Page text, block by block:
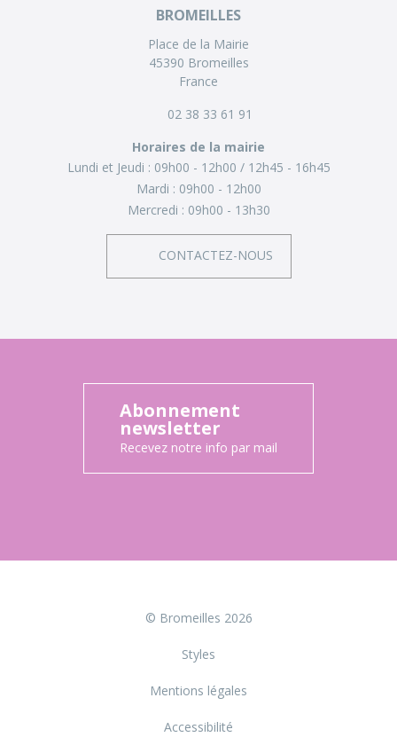
BROMEILLES
Place de la Mairie
45390 Bromeilles
France
02 38 33 61 91
Horaires de la mairie
Lundi et Jeudi : 09h00 - 12h00
12h45 - 16h45
Mardi : 09h00 - 12h00
Mercredi : 09h00 - 13h30
CONTACTEZ-NOUS
Abonnement
newsletter
Recevez notre info par mail
© Bromeilles 2026
Styles
Mentions légales
Accessibilité